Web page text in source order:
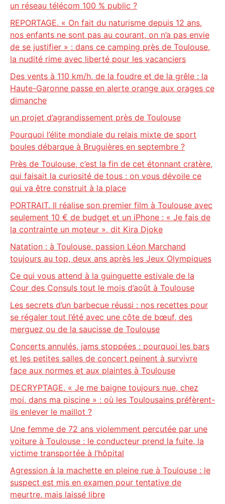
un réseau télécom 100 % public ?
REPORTAGE. « On fait du naturisme depuis 12 ans,
nos enfants ne sont pas au courant, on n’a pas envie
de se justifier » : dans ce camping près de Toulouse,
la nudité rime avec liberté pour les vacanciers
Des vents à 110 km/h, de la foudre et de la grêle : la
Haute-Garonne passe en alerte orange aux orages ce
dimanche
un projet d’agrandissement près de Toulouse
Pourquoi l’élite mondiale du relais mixte de sport
boules débarque à Bruguières en septembre ?
Près de Toulouse, c’est la fin de cet étonnant cratère,
qui faisait la curiosité de tous : on vous dévoile ce
qui va être construit à la place
PORTRAIT. Il réalise son premier film à Toulouse avec
seulement 10 € de budget et un iPhone : « Je fais de
la contrainte un moteur », dit Kira Djoke
Natation : à Toulouse, passion Léon Marchand
toujours au top, deux ans après les Jeux Olympiques
Ce qui vous attend à la guinguette estivale de la
Cour des Consuls tout le mois d’août à Toulouse
Les secrets d’un barbecue réussi : nos recettes pour
se régaler tout l’été avec une côte de bœuf, des
merguez ou de la saucisse de Toulouse
Concerts annulés, jams stoppées : pourquoi les bars
et les petites salles de concert peinent à survivre
face aux normes et aux plaintes à Toulouse
DECRYPTAGE. « Je me baigne toujours nue, chez
moi, dans ma piscine » : où les Toulousains préfèrent-
ils enlever le maillot ?
Une femme de 72 ans violemment percutée par une
voiture à Toulouse : le conducteur prend la fuite, la
victime transportée à l’hôpital
Agression à la machette en pleine rue à Toulouse : le
suspect est mis en examen pour tentative de
meurtre, mais laissé libre